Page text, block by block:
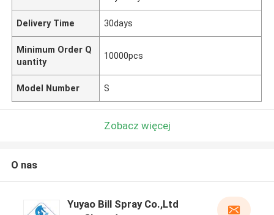
Delivery Time 30days
Minimum Order Q
uantity
10000pcs
Model Number S
Zobacz więcej
O nas
Yuyao Bill Spray Co.,Ltd